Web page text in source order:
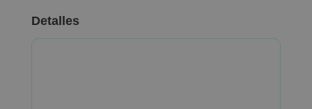
Detalles